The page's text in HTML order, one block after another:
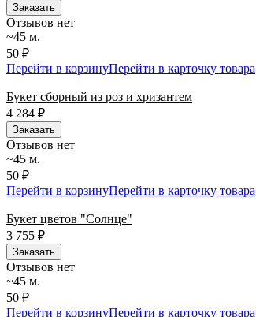
Заказать
Отзывов нет
~45 м.
50 ₽
Перейти в корзинуПерейти в карточку товара
Букет сборный из роз и хризантем
4 284 ₽
Заказать
Отзывов нет
~45 м.
50 ₽
Перейти в корзинуПерейти в карточку товара
Букет цветов "Солнце"
3 755 ₽
Заказать
Отзывов нет
~45 м.
50 ₽
Перейти в корзинуПерейти в карточку товара